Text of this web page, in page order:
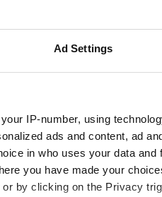
Ad Settings
IP-number, using
ads and content, ad
in who uses your data and
you have made your
by clicking on the Privacy
Maar de grote
dealers. Vond het
de locatie aan de
Gemiste kans voor de
reclame. Voor paar